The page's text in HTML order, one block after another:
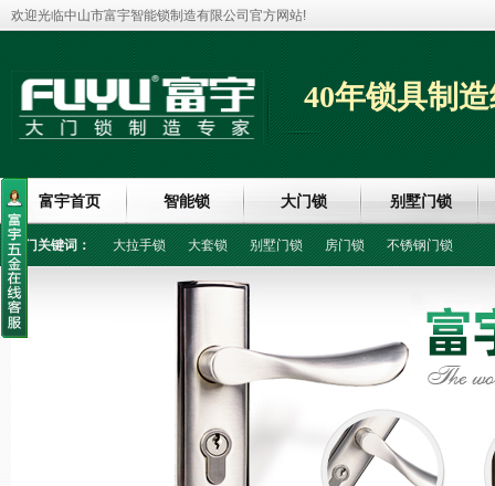
欢迎光临中山市富宇智能锁制造有限公司官方网站!
40年锁具制
富宇首页 智能锁 大门锁 别墅门锁
热门关键词： 大拉手锁 大套锁 别墅门锁 房门锁 不锈钢门锁